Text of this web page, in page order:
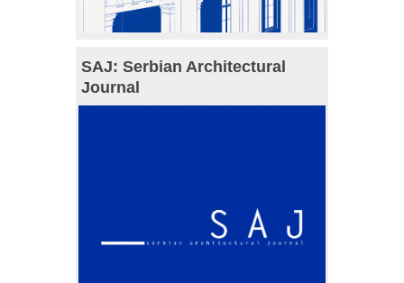
SAJ: Serbian Architectural
Journal